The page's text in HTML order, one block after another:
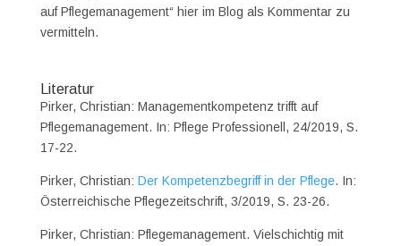
auf Pflegemanagement“ hier im Blog als Kommentar zu
vermitteln.
Literatur
Pirker, Christian: Managementkompetenz trifft auf
Pflegemanagement. In: Pflege Professionell, 24/2019, S.
17-22.
Pirker, Christian: Der Kompetenzbegriff in der Pflege. In:
Österreichische Pflegezeitschrift, 3/2019, S. 23-26.
Pirker, Christian: Pflegemanagement. Vielschichtig mit